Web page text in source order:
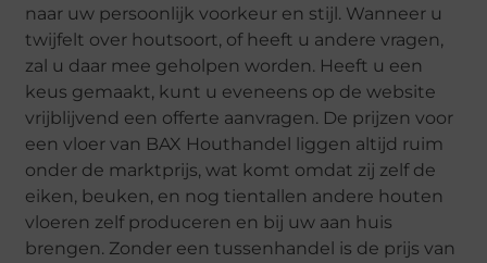
naar uw persoonlijk voorkeur en stijl. Wanneer u
twijfelt over houtsoort, of heeft u andere vragen,
zal u daar mee geholpen worden. Heeft u een
keus gemaakt, kunt u eveneens op de website
vrijblijvend een offerte aanvragen. De prijzen voor
een vloer van BAX Houthandel liggen altijd ruim
onder de marktprijs, wat komt omdat zij zelf de
eiken, beuken, en nog tientallen andere houten
vloeren zelf produceren en bij uw aan huis
brengen. Zonder een tussenhandel is de prijs van